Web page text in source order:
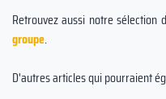
Retrouvez aussi notre sélection
groupe.
D'autres articles qui pourraient